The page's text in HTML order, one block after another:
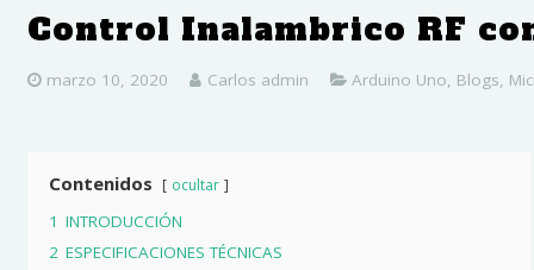
Control Inalambrico RF
marzo 10, 2020 Carlos admin Arduino Uno Blogs
Contenidos ocultar
1 INTRODUCCIÓN
2 ESPECIFICACIONES TÉCNICAS